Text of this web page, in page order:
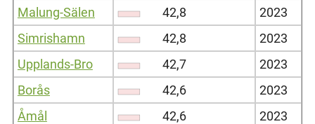
Malung-Sälen
42,8
2023
Simrishamn
42,8
2023
Upplands-Bro
42,7
2023
Borås
42,6
2023
Åmål
42,6
2023